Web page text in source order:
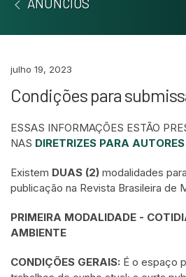
julho 19, 2023
Condições para
ESSAS INFORMAÇÕES ESTÃO
NAS DIRETRIZES PARA AUTORES
Existem DUAS (2) modalidades
publicação na Revista Brasileira de
PRIMEIRA MODALIDADE -
AMBIENTE
CONDIÇÕES GERAIS: É o espaço